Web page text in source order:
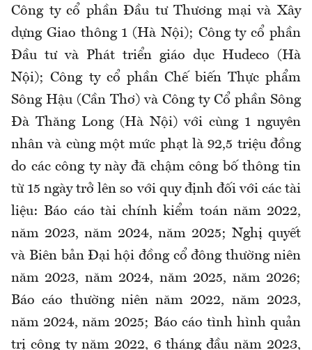
Công ty cổ phần Đầu tư Thương mại và Xây
dựng Giao thông 1 (Hà Nội); Công ty cổ phần
Đầu tư và Phát triển giáo dục Hudeco (Hà
Nội); Công ty cổ phần Chế biến Thực phẩm
Sông Hậu (Cần Thơ) và Công ty Cổ phần Sông
Đà Thăng Long (Hà Nội) với cùng 1 nguyên
nhân và cùng một mức phạt là 92,5 triệu đồng
do các công ty này đã chậm công bố thông tin
từ 15 ngày trở lên so với quy định đối với các tài
liệu: Báo cáo tài chính kiểm toán năm 2022,
năm 2023, năm 2024, năm 2025; Nghị quyết
và Biên bản Đại hội đồng cổ đông thường niên
năm 2023, năm 2024, năm 2025, năm 2026;
Báo cáo thường niên năm 2022, năm 2023,
năm 2024, năm 2025; Báo cáo tình hình quản
trị công ty năm 2022, 6 tháng đầu năm 2023,